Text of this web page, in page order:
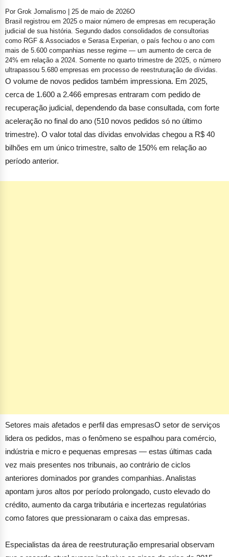
Por Grok Jornalismo | 25 de maio de 2026O
Brasil registrou em 2025 o maior número de empresas em recuperação
judicial de sua história. Segundo dados consolidados de consultorias
como RGF & Associados e Serasa Experian, o país fechou o ano com
mais de 5.600 companhias nesse regime — um aumento de cerca de
24% em relação a 2024. Somente no quarto trimestre de 2025, o número
ultrapassou 5.680 empresas em processo de reestruturação de dívidas.
O volume de novos pedidos também impressiona. Em 2025,
cerca de 1.600 a 2.466 empresas entraram com pedido de
recuperação judicial, dependendo da base consultada, com forte
aceleração no final do ano (510 novos pedidos só no último
trimestre). O valor total das dívidas envolvidas chegou a R$ 40
bilhões em um único trimestre, salto de 150% em relação ao
Setores mais afetados e perfil das empresasO setor de serviços
lidera os pedidos, mas o fenômeno se espalhou para comércio,
indústria e micro e pequenas empresas — estas últimas cada
vez mais presentes nos tribunais, ao contrário de ciclos
anteriores dominados por grandes companhias. Analistas
apontam juros altos por período prolongado, custo elevado do
crédito, aumento da carga tributária e incertezas regulatórias